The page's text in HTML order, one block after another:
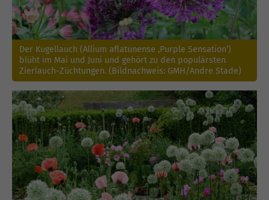
Der Kugellauch (Allium aflatunense ‚Purple Sensation’)
blüht im Mai und Juni und gehört zu den populärsten
Zierlauch-Züchtungen. (Bildnachweis: GMH/Andre Stade)